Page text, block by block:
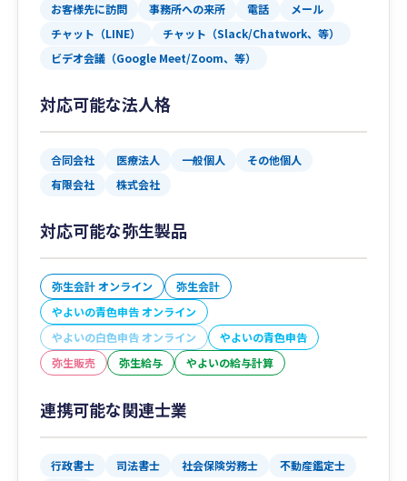
お客様先に訪問 事務所への来所 電話
メール
チャット（LINE）
チャット（Slack/Chatwork、等）
ビデオ会議（Google Meet/Zoom、等）
対応可能な法人格
合同会社 医療法人 一般個人
その他個人
有限会社
株式会社
対応可能な弥生製品
弥生会計 オンライン
弥生会計
やよいの青色申告 オンライン
やよいの白色申告 オンライン
やよいの青色申告
弥生販売
弥生給与 やよいの給与計算
連携可能な関連士業
行政書士 司法書士 社会保険労務士
不動産鑑定士